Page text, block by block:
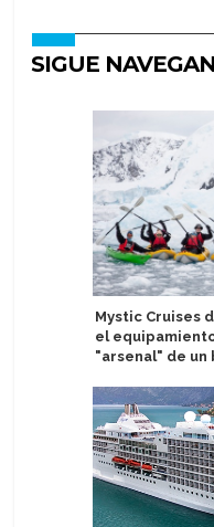
SIGUE
Mystic Cruises
el
"arsenal" de